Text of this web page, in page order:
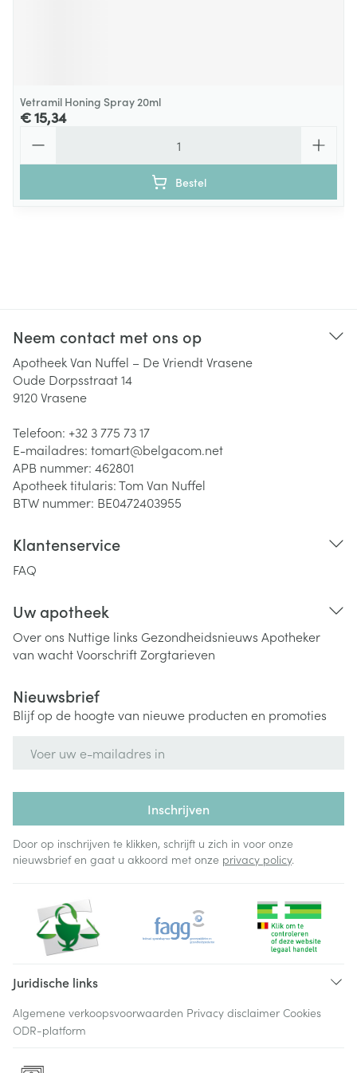
Vetramil Honing Spray 20ml
€ 15,34
Bestel
Neem contact met ons op
Apotheek Van Nuffel – De Vriendt Vrasene
Oude Dorpsstraat 14
9120Vrasene
Telefoon: +32 3 775 73 17
E-mailadres: tomart@belgacom.net
APB nummer: 462801
Apotheek titularis:Tom Van Nuffel
BTW nummer: BE0472403955
Klantenservice
FAQ
Uw apotheek
Over ons Nuttige links Gezondheidsnieuws Apotheker
van wachtVoorschriftZorgtarieven
Nieuwsbrief
Blijf op de hoogte van nieuwe producten en promoties
Inschrijven
Door op inschrijven te klikken, schrijft u zich in voor onze
nieuwsbrief en gaat u akkoord met onze privacy policy.
Juridische links
Algemene verkoopsvoorwaarden Privacy disclaimer Cookies
ODR-platform